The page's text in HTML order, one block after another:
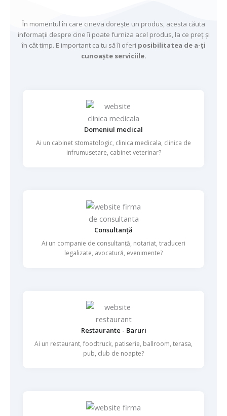
În momentul în care cineva dorește un produs, acesta căuta
informații despre cine îi poate furniza acel produs, la ce preț și
în cât timp. E important ca tu să îi oferi posibilitatea de a-ți
cunoaște serviciile.
Domeniul medical
Ai un cabinet stomatologic, clinica medicala, clinica de
infrumusetare, cabinet veterinar?
Consultanță
Ai un companie de consultanță, notariat, traduceri
legalizate, avocatură, evenimente?
Restaurante - Baruri
Ai un restaurant, foodtruck, patiserie, ballroom, terasa,
pub, club de noapte?